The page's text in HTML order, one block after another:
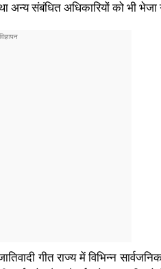
अन्य संबंधित अधिकारियों को भी भेजा
गीत राज्य में विभिन्न सार्वजनिक